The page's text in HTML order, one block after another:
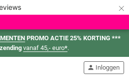
×
PROMO ACTIE 25% KORTING ***
vanaf 45,- euro*.
person Inloggen